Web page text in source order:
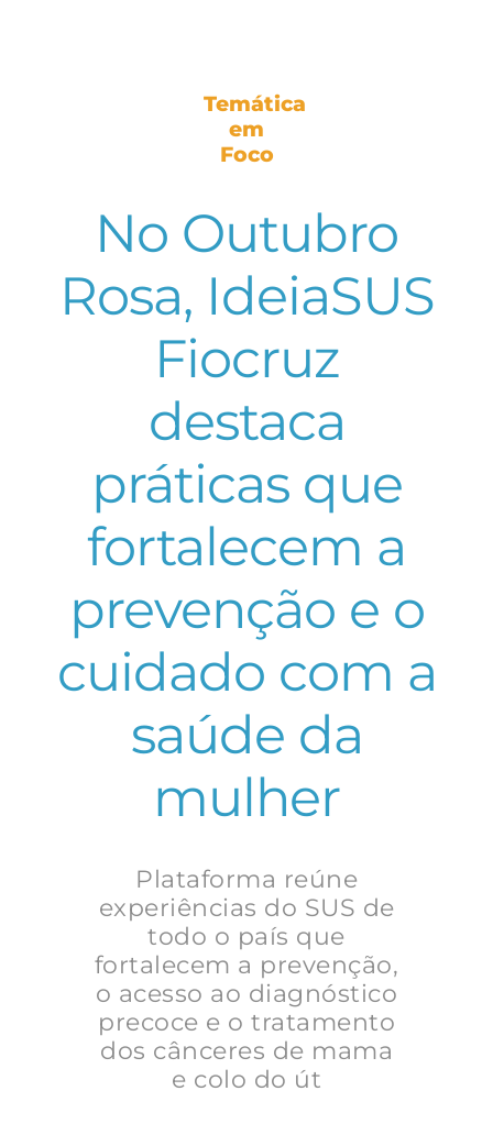
Temática
em
Foco
No Outubro
Rosa, IdeiaSUS
Fiocruz
destaca
práticas que
fortalecem a
prevenção e o
cuidado com a
saúde da
mulher
Plataforma reúne
experiências do SUS de
todo o país que
fortalecem a prevenção,
o acesso ao diagnóstico
precoce e o tratamento
dos cânceres de mama
e colo do út